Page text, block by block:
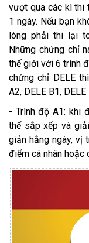
vượt qua các kì thi
1 ngày. Nếu bạn
lòng phải thi lại
Những chứng chỉ
thế giới với 6 trình
chứng chỉ DELE
A2, DELE B1, DELE
- Trình độ A1: khi
thể sắp xếp và
giản hằng ngày, vị
điểm cá nhân hoặc